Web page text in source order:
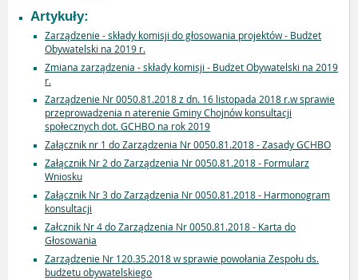
Artykuły:
Zarządzenie - składy komisji do głosowania projektów - Budżet
Obywatelski na 2019 r.
Zmiana zarządzenia - składy komisji - Budżet Obywatelski na 2019
r.
Zarządzenie Nr 0050.81.2018 z dn. 16 listopada 2018 r.w sprawie
przeprowadzenia n aterenie Gminy Chojnów konsultacji
społecznych dot. GCHBO na rok 2019
Załącznik nr 1 do Zarządzenia Nr 0050.81.2018 - Zasady GCHBO
Załącznik Nr 2 do Zarządzenia Nr 0050.81.2018 - Formularz
Wniosku
Załącznik Nr 3 do Zarządzenia Nr 0050.81.2018 - Harmonogram
konsultacji
Załcznik Nr 4 do Zarządzenia Nr 0050.81.2018 - Karta do
Głosowania
Zarządzenie Nr 120.35.2018 w sprawie powołania Zespołu ds.
budżetu obywatelskiego